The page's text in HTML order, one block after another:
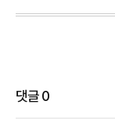
댓글0